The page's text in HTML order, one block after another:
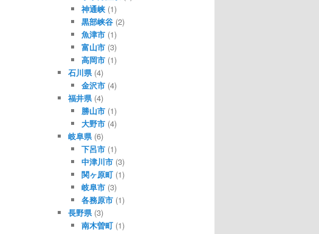
神通峡 (1)
黒部峡谷 (2)
魚津市 (1)
富山市 (3)
高岡市 (1)
石川県(4)
金沢市 (4)
福井県(4)
勝山市 (1)
大野市 (4)
岐阜県(6)
下呂市 (1)
中津川市 (3)
関ヶ原町 (1)
岐阜市 (3)
各務原市 (1)
長野県(3)
南木曽町 (1)